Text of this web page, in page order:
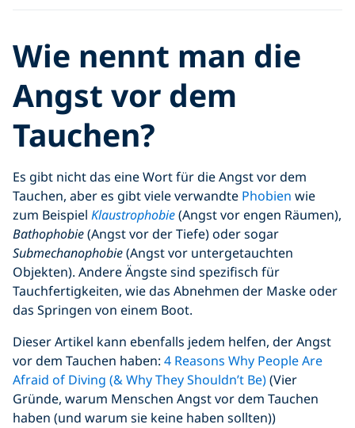
Wie nennt man die
Angst vor dem
Tauchen?
Es gibt nicht das eine Wort für die Angst vor dem
Tauchen, aber es gibt viele verwandte Phobien wie
zum Beispiel Klaustrophobie(Angst vor engen Räumen),
Bathophobie(Angst vor der Tiefe) oder sogar
Submechanophobie(Angst vor untergetauchten
Objekten). Andere Ängste sind spezifisch für
Tauchfertigkeiten, wie das Abnehmen der Maske oder
das Springen von einem Boot.
Dieser Artikel kann ebenfalls jedem helfen, der Angst
vor dem Tauchen haben: 4 Reasons Why People Are
Afraid of Diving (& Why They Shouldn’t Be)(Vier
Gründe, warum Menschen Angst vor dem Tauchen
haben (und warum sie keine haben sollten))